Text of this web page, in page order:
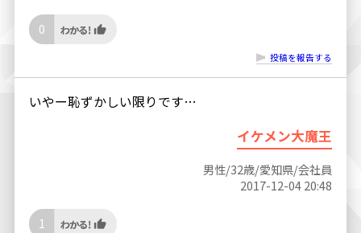
0
投稿を報告する
いやー恥ずかしい限りです…
イケメン大魔王
男性/32歳/愛知県/会社員
2017-12-04 20:48
1